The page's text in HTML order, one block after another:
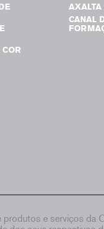
COR
CANAL
e serviços da